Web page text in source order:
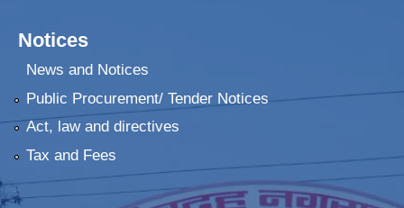
Notices
News and Notices
Public Procurement/ Tender Notices
Act, law and directives
Tax and Fees